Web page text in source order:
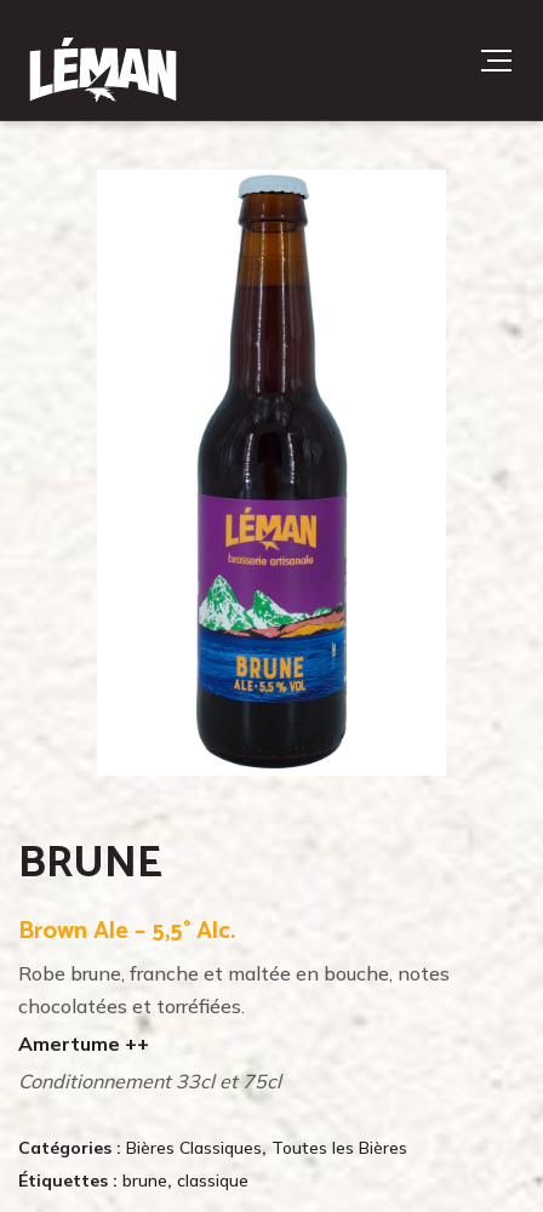
BRUNE
Brown Ale – 5,5° Alc.
Robe brune, franche et maltée en bouche, notes
chocolatées et torréfiées.
Amertume ++
Conditionnement 33cl et 75cl
Catégories : Bières Classiques, Toutes les Bières
Étiquettes : brune, classique